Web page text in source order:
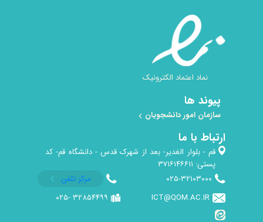
نماد اعتماد الکترونیک
پیوند ها
سازمان امور دانشجویان
ارتباط با ما
قم - بلوار الغدیر- بعد از شهرک قدس - دانشگاه قم- کد
پستی: ۳۷۱۶۱۴۶۶۱۱
۰۲۵-۳۲۱۰۳۰۰۰
مرکز تلفن
ICT@QOM.AC.IR ​​
۳۲۸۵۴۴۹۹ -۰۲۵